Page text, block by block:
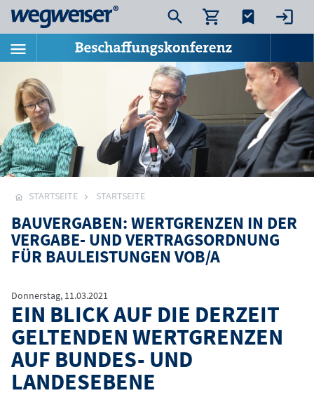
STARTSEITE STARTSEITE
BAUVERGABEN: WERTGRENZEN IN DER
VERGABE- UND VERTRAGSORDNUNG
FÜR BAULEISTUNGEN VOB/A
Donnerstag, 11.03.2021
EIN BLICK AUF DIE DERZEIT
GELTENDEN WERTGRENZEN
AUF BUNDES- UND
LANDESEBENE